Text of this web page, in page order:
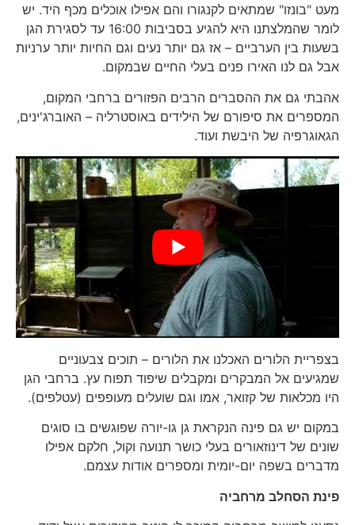
מעט "בונזו" שמתאים לקנגורו והם אפילו אוכלים מכף היד. יש
לומר שהמלצתנו היא להגיע בסביבות 16:00 עד לסגירת הגן
בשעות בין הערביים – אז גם יותר נעים וגם החיות יותר ערניות
אבל גם לנו האירו פנים בעלי החיים שבמקום.
אהבתי גם את ההסברים הרבים הפזורים ברחבי המקום,
המספרים את סיפורם של הילידים באוסטרליה – האוברג'ינים,
הגאוגרפיה של היבשת ועוד.
בצפריית הלורים האכלנו את הלורים – תוכים צבעוניים
שמגיעים אל המבקרים ומקבלים שיפוד תפוח עץ. ברחבי הגן
היו מכלאות של קזואר, אמו וגם שועלים מעופפים (עטלפים).
במקום יש גם פינה הנקראת גן גו-יורה שפוגשים בו סוגים
שונים של דינוזאורים בעלי כושר תנועה וקול, חלקם אפילו
מדברים בשפה יום-יומית ומספרים אודות עצמם.
פינת הסחלב מרחביה